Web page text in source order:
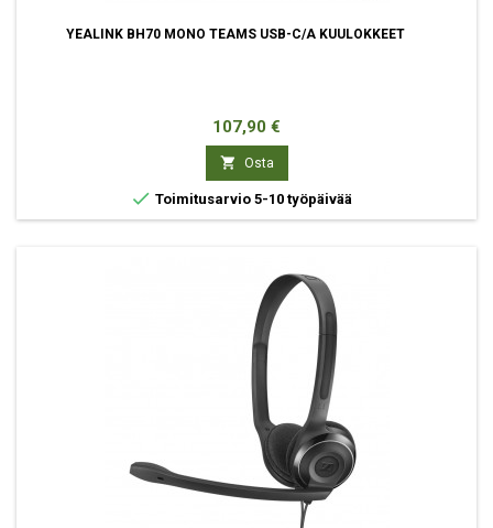
YEALINK BH70 MONO TEAMS USB-C/A KUULOKKEET
Hinta
107,90 €
 Osta
 Toimitusarvio 5-10 työpäivää